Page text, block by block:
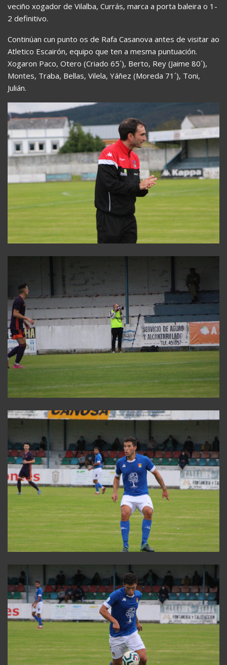
veciño xogador de Vilalba, Currás, marca a porta baleira o 1-
2 definitivo.
Continúan cun punto os de Rafa Casanova antes de visitar ao
Atletico Escairón, equipo que ten a mesma puntuación.
Xogaron Paco, Otero (Criado 65´), Berto, Rey (Jaime 80´),
Montes, Traba, Bellas, Vilela, Yáñez (Moreda 71´), Toni,
Julián.